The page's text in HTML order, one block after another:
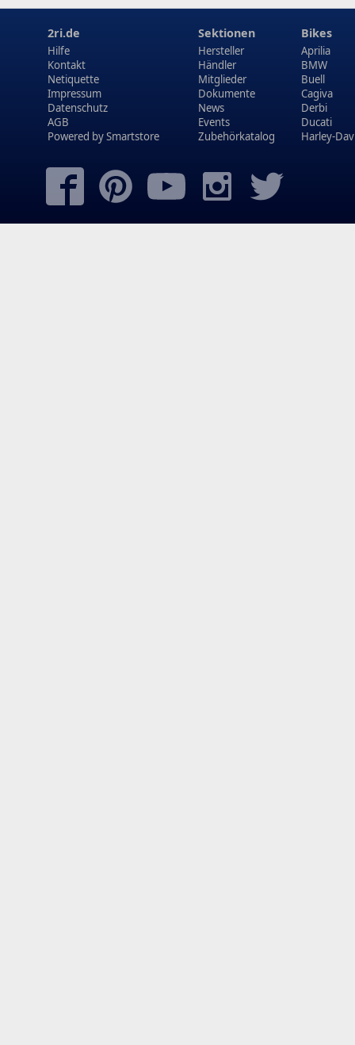
2ri.de
Hilfe
Kontakt
Netiquette
Impressum
Datenschutz
AGB
Powered bySmartstore
Sektionen
Hersteller
Händler
Mitglieder
Dokumente
News
Events
Zubehörkatalog
Bikes
Aprilia
BMW
Buell
Cagiva
Derbi
Ducati
Harley-